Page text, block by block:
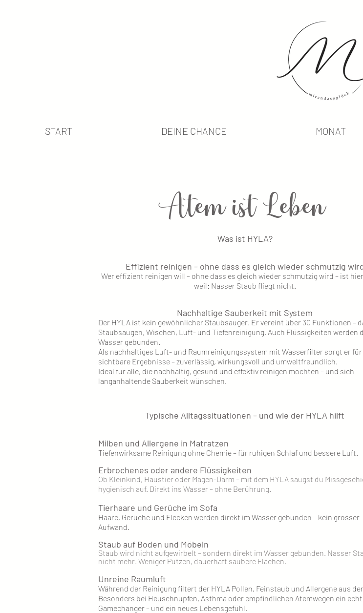
START DEINE CHANCE MONAT
Atem ist Leben
Was ist HYLA?
Effizient reinigen – ohne dass es gleich wieder schmutzig
Wer effizient reinigen will – ohne dass es gleich wieder schmutzig wird – ist
weil: Nasser Staub fliegt nicht.
Nachhaltige Sauberkeit mit System
Der HYLA ist kein gewöhnlicher Staubsauger. Er vereint über 30 Funktionen –
Staubsaugen, Wischen, Luft- und Tiefenreinigung. Auch Flüssigkeiten werden
Wasser gebunden.
Als nachhaltiges Luft- und Raumreinigungssystem mit Wasserfilter sorgt er für
sichtbare Ergebnisse – zuverlässig, wirkungsvoll und umweltfreundlich.
Ideal für alle, die nachhaltig, gesund und effektiv reinigen möchten – und sich
langanhaltende Sauberkeit wünschen.
Typische Alltagssituationen – und wie der HYLA hilft
Milben und Allergene in Matratzen
Tiefenwirksame Reinigung ohne Chemie – für ruhigen Schlaf und bessere Luft.
Erbrochenes oder andere Flüssigkeiten
Ob Kleinkind, Haustier oder Magen-Darm – mit dem HYLA saugst du
hygienisch auf. Direkt ins Wasser – ohne Berührung.
Tierhaare und Gerüche im Sofa
Haare, Gerüche und Flecken werden direkt im Wasser gebunden – kein grosser
Aufwand.
Staub auf Boden und Möbeln
Staub wird nicht aufgewirbelt – sondern direkt im Wasser gebunden. Nasser
nicht mehr. Weniger Putzen, dauerhaft saubere Flächen.
Unreine Raumluft
Während der Reinigung filtert der HYLA Pollen, Feinstaub und Allergene aus
Besonders bei Heuschnupfen, Asthma oder empfindlichen Atemwegen ein
Gamechanger – und ein neues Lebensgefühl.